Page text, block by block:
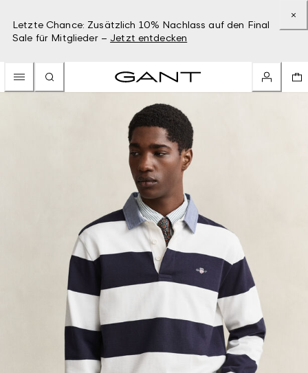
Letzte Chance: Zusätzlich 10% Nachlass auf den Final
Sale für Mitglieder – Jetzt entdecken